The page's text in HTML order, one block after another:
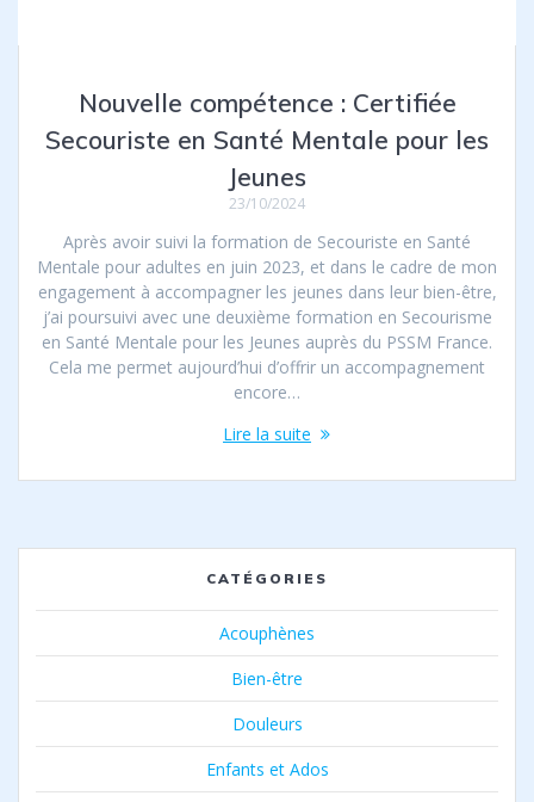
Nouvelle compétence : Certifiée
Secouriste en Santé Mentale pour les
Jeunes
23/10/2024
Après avoir suivi la formation de Secouriste en Santé
Mentale pour adultes en juin 2023, et dans le cadre de mon
engagement à accompagner les jeunes dans leur bien-être,
j’ai poursuivi avec une deuxième formation en Secourisme
en Santé Mentale pour les Jeunes auprès du PSSM France.
Cela me permet aujourd’hui d’offrir un accompagnement
encore…
Lire la suite
CATÉGORIES
Acouphènes
Bien-être
Douleurs
Enfants et Ados